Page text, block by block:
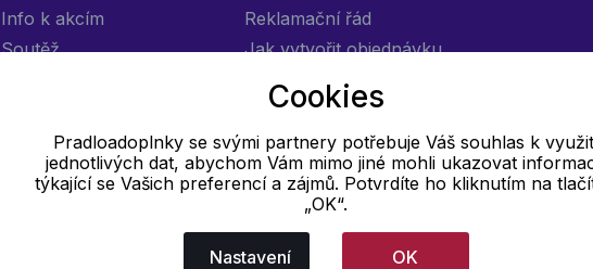
Info k akcím
Soutěž
Reklamační řád
Jak vytvořit objednávku
Obchodní podmínky
Doprava
E-mail
info@pradloadoplnky.cz
Cookies
Pradloadoplnky se svými partnery potřebuje Váš souhlas k
jednotlivých dat, abychom Vám mimo jiné mohli ukazovat
týkající se Vašich preferencí a zájmů. Potvrdíte ho kliknutím na
„OK“.
Nastavení OK